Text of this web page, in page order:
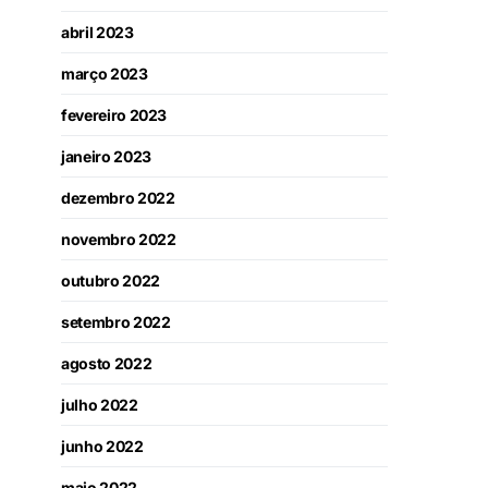
abril 2023
março 2023
fevereiro 2023
janeiro 2023
dezembro 2022
novembro 2022
outubro 2022
setembro 2022
agosto 2022
julho 2022
junho 2022